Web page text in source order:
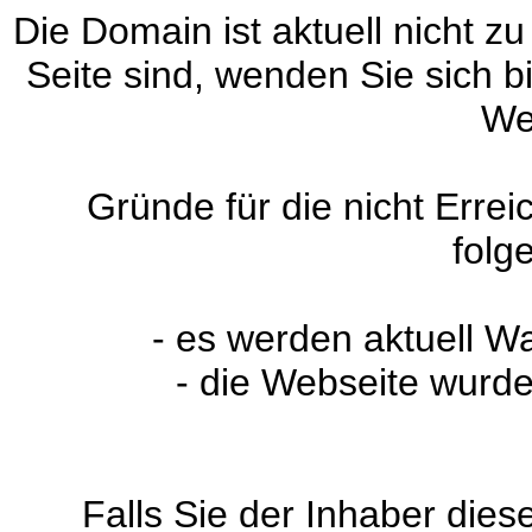
Die Domain ist aktuell nicht
Seite sind, wenden Sie sich
Gründe für die nicht
- es werden aktuell
- die Webseite
Falls Sie der Inhaber